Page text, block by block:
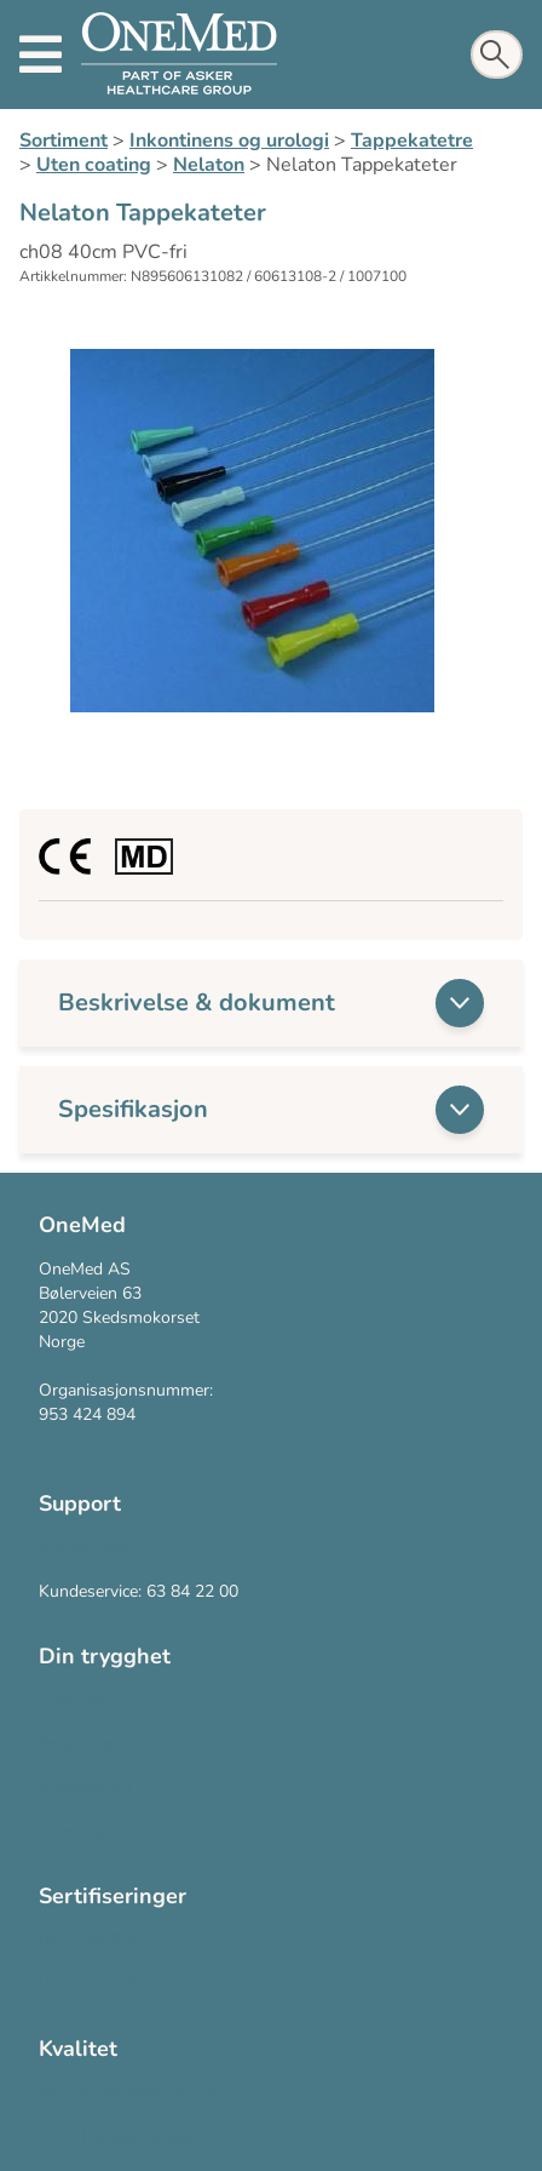
Sortiment> Inkontinens og urologi> Tappekatetre
> Uten coating > Nelaton> Nelaton Tappekateter
Nelaton Tappekateter
ch08 40cm PVC-fri
Artikkelnummer: N895606131082 / 60613108-2 / 1007100
Beskrivelse & dokument
Spesifikasjon
OneMed
OneMed AS
Bølerveien 63
2020 Skedsmokorset
Norge
Organisasjonsnummer:
953 424 894
Support
Kundeservice: 63 84 22 00
Din trygghet
Sertifiseringer
Kvalitet